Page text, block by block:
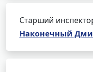
Старший
Наконечный